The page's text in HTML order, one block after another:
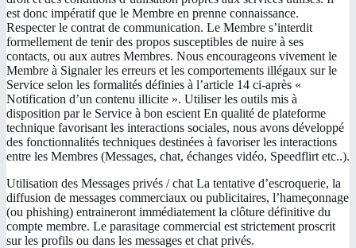
est donc impératif que le Membre en prenne connaissance.
Respecter le contrat de communication. Le Membre s’interdit
formellement de tenir des propos susceptibles de nuire à ses
contacts, ou aux autres Membres. Nous encourageons vivement le
Membre à Signaler les erreurs et les comportements illégaux sur le
Service selon les formalités définies à l’article 14 ci-après «
Notification d’un contenu illicite ». Utiliser les outils mis à
disposition par le Service à bon escient En qualité de plateforme
technique favorisant les interactions sociales, nous avons développé
des fonctionnalités techniques destinées à favoriser les interactions
entre les Membres (Messages, chat, échanges vidéo, Speedflirt etc..).
Utilisation des Messages privés / chat La tentative d’escroquerie, la
diffusion de messages commerciaux ou publicitaires, l’hameçonnage
(ou phishing) entraineront immédiatement la clôture définitive du
compte membre. Le parasitage commercial est strictement proscrit
sur les profils ou dans les messages et chat privés.